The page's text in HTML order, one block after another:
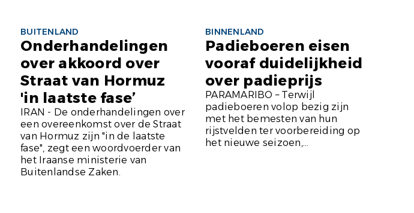
BUITENLAND
Onderhandelingen
over akkoord over
Straat van Hormuz
'in laatste fase’
IRAN - De onderhandelingen over
een overeenkomst over de Straat
van Hormuz zijn "in de laatste
fase", zegt een woordvoerder van
het Iraanse ministerie van
Buitenlandse Zaken.
BINNENLAND
Padieboeren eisen
vooraf duidelijkheid
over padieprijs
PARAMARIBO – Terwijl
padieboeren volop bezig zijn
met het bemesten van hun
rijstvelden ter voorbereiding op
het nieuwe seizoen,...